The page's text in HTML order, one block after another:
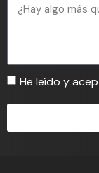
He leído y